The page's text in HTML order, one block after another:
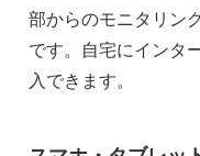
部からのモニタリン
です。自宅にインタ
入できます。